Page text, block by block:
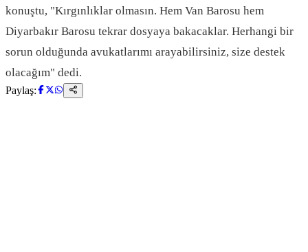
konuştu, "Kırgınlıklar olmasın. Hem Van Barosu hem
Diyarbakır Barosu tekrar dosyaya bakacaklar. Herhangi bir
sorun olduğunda avukatlarımı arayabilirsiniz, size destek
olacağım" dedi.
Paylaş: